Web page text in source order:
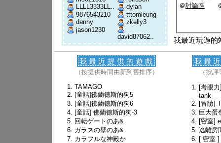
LLLL3333LL..
9876543210
danny
jason1230
dylan
tttomleung
zkelly3
david87062..
＠討論區
我最近玩過的
我最近提供的遊戲
（按提供時間由新到舊排序）
TAMAGO
[童話]彿蘭德斯的狗5
[童話]彿蘭德斯的狗6
[童話] 佛蘭德斯的狗-3
回転ゲートのあ&
ガラスの壁のあ&
カラフルな神殿か
我最
（按
[考眼
tank
[冒險]
巨大蛋
[密室]
逃離房
[ 密室